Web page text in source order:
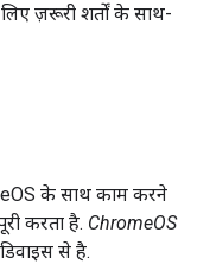
ज़रूरी शर्तों के साथ-
के साथ काम करने
करता है. ChromeOS
से है.